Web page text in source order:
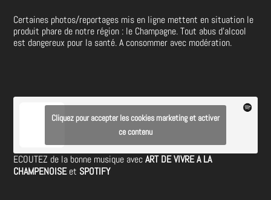
Certaines photos/reportages mis en ligne mettent en situation le
produit phare de notre région : le Champagne. Tout abus d’alcool
est dangereux pour la santé. A consommer avec modération.
Cliquez pour accepter les cookies marketing et activer
ce contenu
ECOUTEZ de la bonne musique avecART DE VIVRE A LA
CHAMPENOISEet SPOTIFY